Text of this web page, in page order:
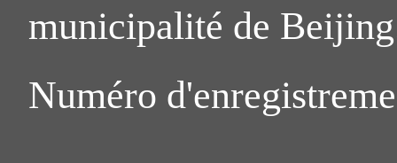
municipalité de
Numéro